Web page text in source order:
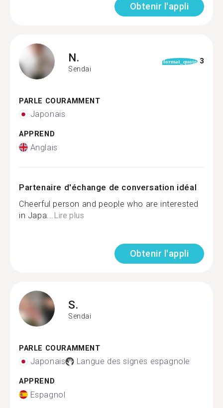
Obtenir l'appli
N.
Sendai
format_quote 3
PARLE COURAMMENT
Japonais
APPREND
Anglais
Partenaire d'échange de conversation idéal
Cheerful person and people who are interested
in Japa... Lire plus
Obtenir l'appli
S.
Sendai
PARLE COURAMMENT
Japonais Langue des signes espagnole
APPREND
Espagnol